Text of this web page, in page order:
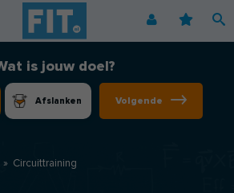
is jouw doel?
Afslanken Volgende
» Circuittraining